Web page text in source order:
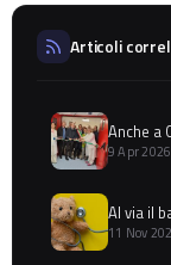
Articoli
Anche a
9 Apr 2026
Al via il
11 Nov